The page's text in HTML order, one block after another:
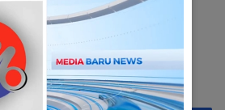
Agustus 30, 2024
Selengkapnya